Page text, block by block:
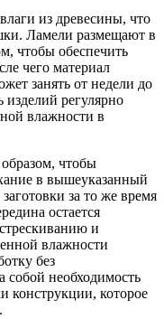
из древесины, что
Ламели размещают в
чтобы обеспечить
чего материал
занять от недели до
регулярно
влажности в
чтобы
в вышеуказанный
за то же время
остается
и
влажности
без
собой необходимость
конструкции, которое